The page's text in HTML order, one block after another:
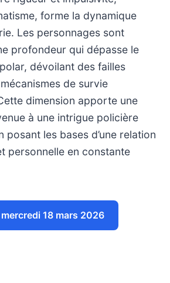
forme la dynamique
Les personnages sont
profondeur qui dépasse le
dévoilant des failles
de survie
dimension apporte une
à une intrigue policière
posant les bases d’une relation
personnelle en constante
18 mars 2026